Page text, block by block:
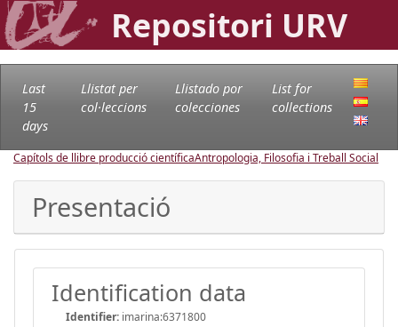
Repositori URV
Last
15
days
Llistat per
col·leccions
Llistado por
colecciones
List for
collections
Capítols de llibre producció científicaAntropologia, Filosofia i Treball Social
Presentació
Identification data
Identifier: imarina:6371800